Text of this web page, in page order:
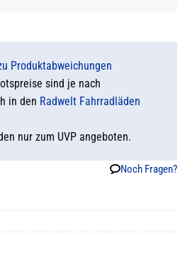
Produktabweichungen
sind je nach
in den Radwelt Fahrradläden
nur zum UVP angeboten.
Noch Fragen?